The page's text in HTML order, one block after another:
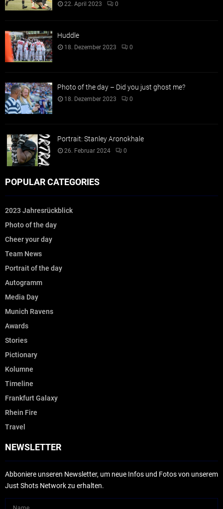
22. April 2023 0
Huddle
18. Dezember 2023 0
Photo of the day – Did you just ghost me?
18. Dezember 2023 0
Portrait: Stanley Aronokhale
26. Februar 2024 0
POPULAR CATEGORIES
2023 Jahresrückblick
Photo of the day
Cheer your day
Team News
Portrait of the day
Autogramm
Media Day
Munich Ravens
Awards
Stories
Pictionary
Kolumne
Timeline
Frankfurt Galaxy
Rhein Fire
Travel
NEWSLETTER
Abboniere unseren Newsletter, um neue Infos und Fotos von unserem
Just Shots Network zu erhalten.